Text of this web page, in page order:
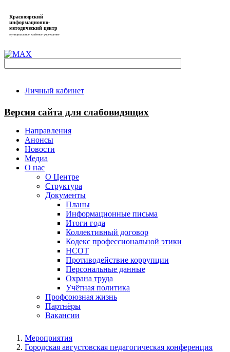
Красноярский
информационно-
методический центр
муниципальное казённое учреждение
Личный кабинет
Версия сайта для слабовидящих
Направления
Анонсы
Новости
Медиа
О нас
О Центре
Структура
Документы
Планы
Информационные письма
Итоги года
Коллективный договор
Кодекс профессиональной этики
НСОТ
Противодействие коррупции
Персональные данные
Охрана труда
Учётная политика
Профсоюзная жизнь
Партнёры
Вакансии
Мероприятия
Городская августовская педагогическая конференция